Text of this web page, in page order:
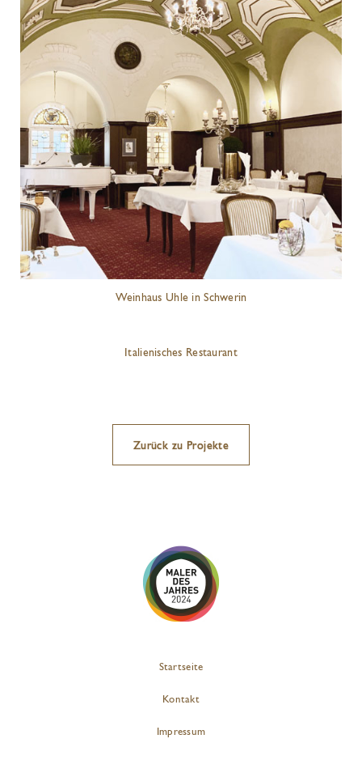
Weinhaus Uhle in Schwerin
Italienisches Restaurant
Zurück zu Projekte
Startseite
Kontakt
Impressum